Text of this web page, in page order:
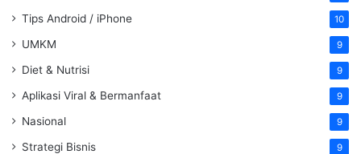
Tips Android / iPhone 10
UMKM 9
Diet & Nutrisi 9
Aplikasi Viral & Bermanfaat 9
Nasional 9
Strategi Bisnis 9